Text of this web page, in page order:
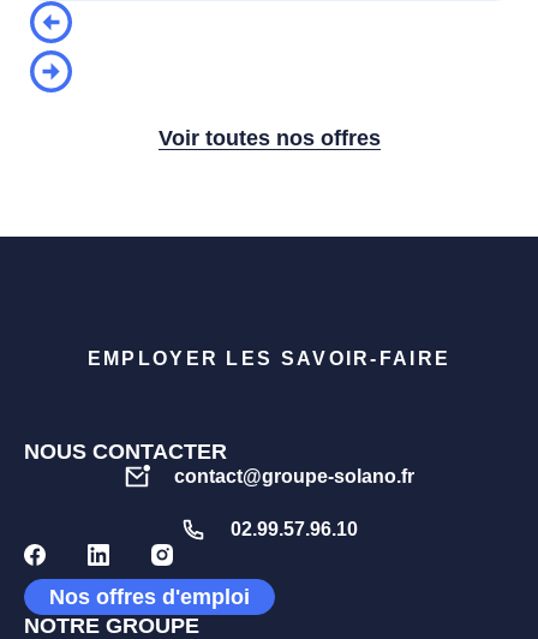
Voir toutes nos offres
EMPLOYER LES SAVOIR-FAIRE
NOUS CONTACTER
contact@groupe-solano.fr
02.99.57.96.10
Nos offres d'emploi
NOTRE GROUPE